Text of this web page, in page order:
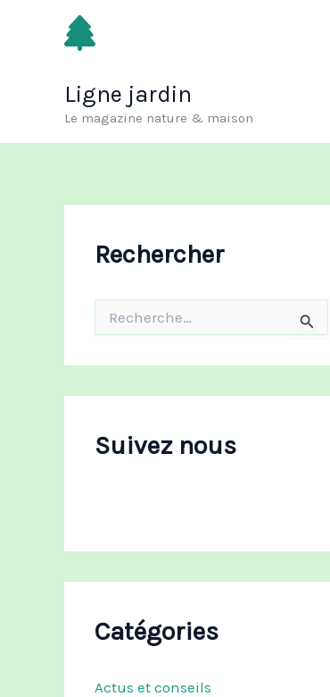
Ligne jardin
Le magazine nature & maison
Rechercher
r
eSuivez nous
Catégories
Actus et conseils